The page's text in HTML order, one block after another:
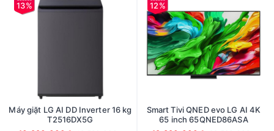
13%
Máy giặt LG AI DD Inverter 16 kg
T2516DX5G
12%
Smart Tivi QNED evo LG AI 4K
65 inch 65QNED86ASA